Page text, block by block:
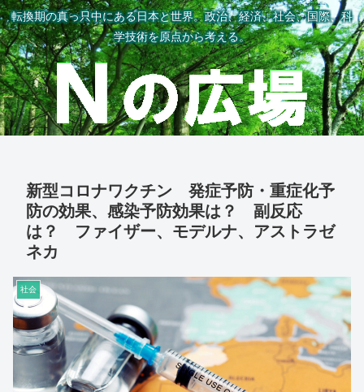
転換期の真っ只中にある日本と世界。政治、経済、社会、国際、科
学技術を原点から考える。
新型コロナワクチン 発症予防・重症化予
防の効果、感染予防効果は？ 副反応
は？ ファイザー、モデルナ、アストラゼ
ネカ
社会